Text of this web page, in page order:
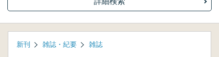
新刊 雑誌・紀要 雑誌